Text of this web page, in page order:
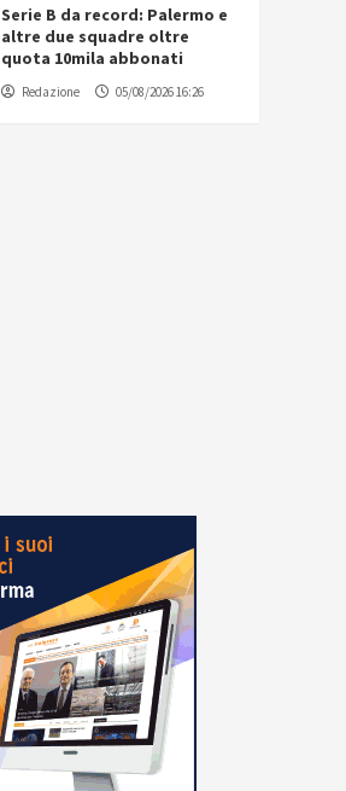
Serie B da record: Palermo e
altre due squadre oltre
quota 10mila abbonati
Redazione 05/08/2026 16:26